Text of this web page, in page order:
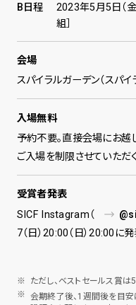
B日程
2023年5月5日（金
組］
会場
スパイラルガーデン（スパイ
入場無料
予約不要。直接会場にお越
ご入場を制限させていただ
受賞者発表
SICF Instagram（
7（日）20:00（日）20:00に発
ただし、ベストセールス賞は
会期終了後、1週間後を目